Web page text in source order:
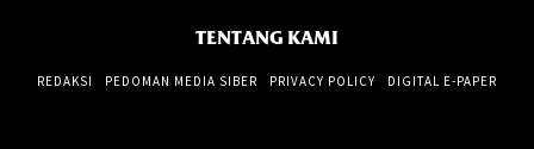
TENTANG KAMI
REDAKSI PEDOMAN MEDIA SIBER PRIVACY POLICY DIGITAL E-PAPER